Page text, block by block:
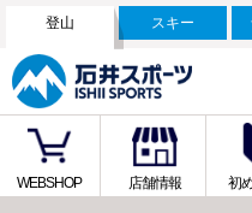
登山 スキー
WEBSHOP 店舗情報 初